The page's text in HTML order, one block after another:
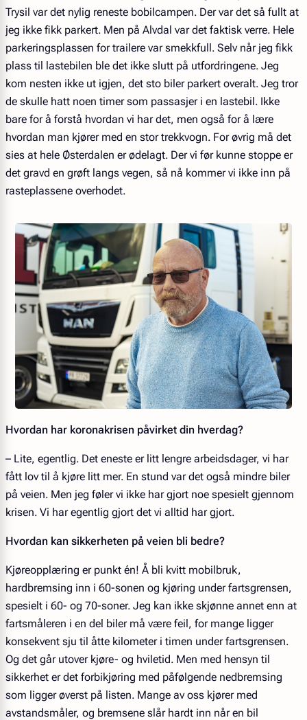
Trysil var det nylig reneste bobilcampen. Der var det så fullt at
jeg ikke fikk parkert. Men på Alvdal var det faktisk verre. Hele
parkeringsplassen for trailere var smekkfull. Selv når jeg fikk
plass til lastebilen ble det ikke slutt på utfordringene. Jeg
kom nesten ikke ut igjen, det sto biler parkert overalt. Jeg tror
de skulle hatt noen timer som passasjer i en lastebil. Ikke
bare for å forstå hvordan vi har det, men også for å lære
hvordan man kjører med en stor trekkvogn. For øvrig må det
sies at hele Østerdalen er ødelagt. Der vi før kunne stoppe er
det gravd en grøft langs vegen, så nå kommer vi ikke inn på
rasteplassene overhodet.
Hvordan har koronakrisen påvirket din hverdag?
– Lite, egentlig. Det eneste er litt lengre arbeidsdager, vi har
fått lov til å kjøre litt mer. En stund var det også mindre biler
på veien. Men jeg føler vi ikke har gjort noe spesielt gjennom
krisen. Vi har egentlig gjort det vi alltid har gjort.
Hvordan kan sikkerheten på veien bli bedre?
Kjøreopplæring er punkt én! Å bli kvitt mobilbruk,
hardbremsing inn i 60-sonen og kjøring under fartsgrensen,
spesielt i 60- og 70-soner. Jeg kan ikke skjønne annet enn at
fartsmåleren i en del biler må være feil, for mange ligger
konsekvent sju til åtte kilometer i timen under fartsgrensen.
Og det går utover kjøre- og hviletid. Men med hensyn til
sikkerhet er det forbikjøring med påfølgende nedbremsing
som ligger øverst på listen. Mange av oss kjører med
avstandsmåler, og bremsene slår hardt inn når en bil